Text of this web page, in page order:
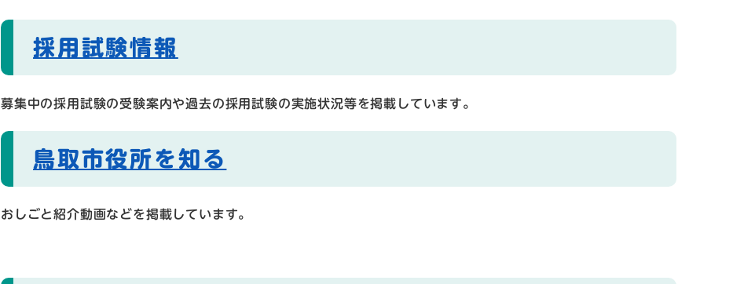
採用試験情報
募集中の採用試験の受験案内や過去の採用試験の実施状況等を掲載しています。
鳥取市役所を知る
おしごと紹介動画などを掲載しています。